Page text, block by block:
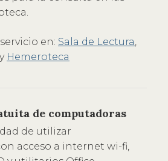
en: Sala de Lectura
y Hemeroteca
de computadoras
de utilizar
acceso a internet wi-fi,